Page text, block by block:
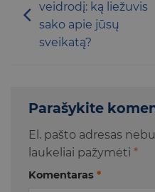
veidrodį: ką liežuvis
sako apie jūsų
sveikatą?
Parašykite
El. pašto adresas
laukeliai pažymėti *
Komentaras *